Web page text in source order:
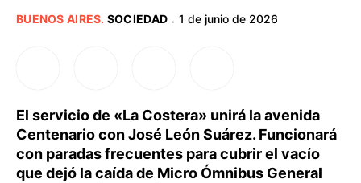
BUENOS AIRES. SOCIEDAD · 1 de junio de 2026
El servicio de «La Costera» unirá la avenida
Centenario con José León Suárez. Funcionará
con paradas frecuentes para cubrir el vacío
que dejó la caída de Micro Ómnibus General